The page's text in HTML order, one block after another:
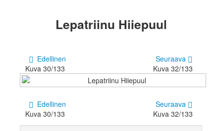
Lepatriinu Hiiepuul
Edellinen
Kuva 30/133
Seuraava
Kuva 32/133
Edellinen
Kuva 30/133
Seuraava
Kuva 32/133